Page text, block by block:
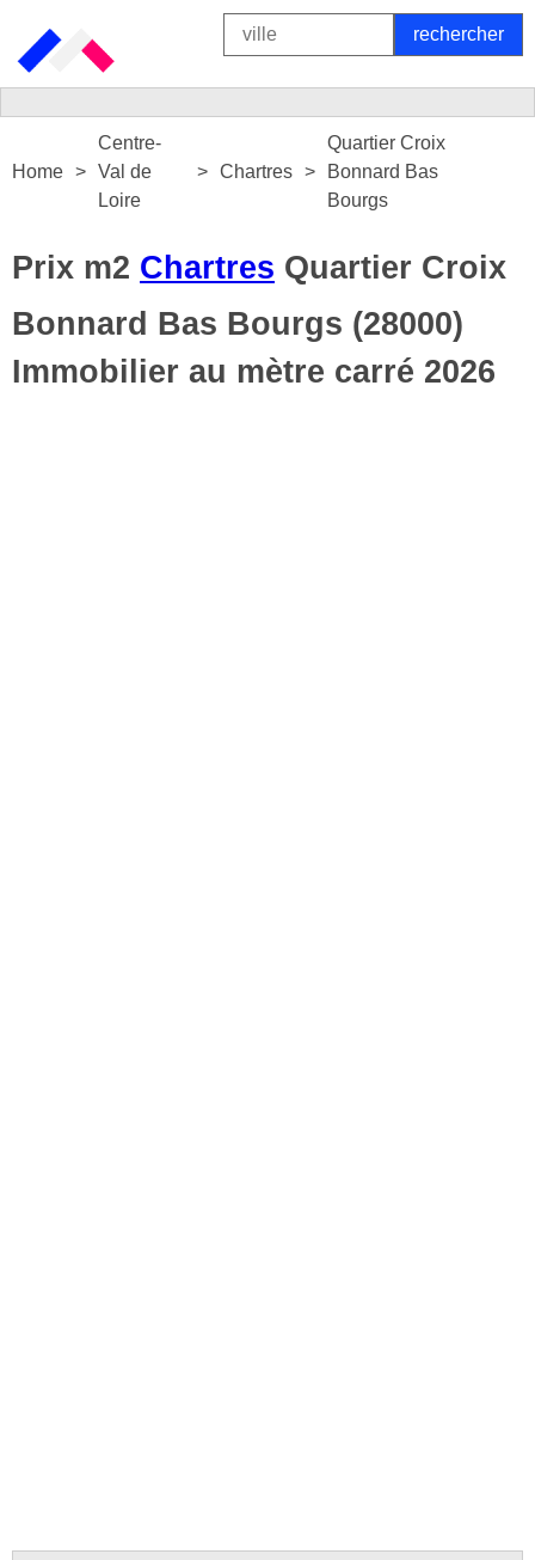
Home
Centre-
Val de
Loire
Chartres
Quartier Croix
Bonnard Bas
Bourgs
Prix m2 Chartres Quartier Croix
Bonnard Bas Bourgs (28000)
Immobilier au mètre carré 2026